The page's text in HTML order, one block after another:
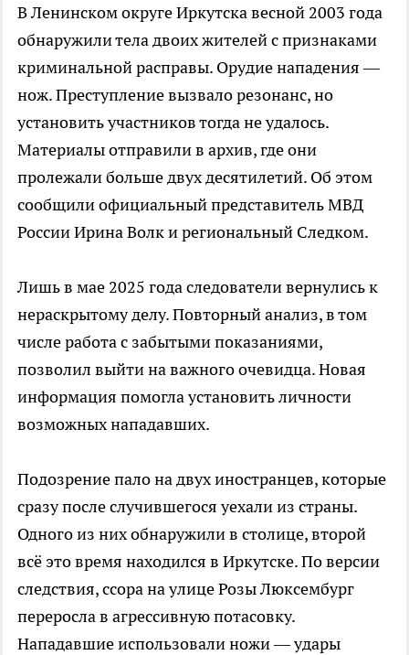
В Ленинском округе Иркутска весной 2003 года
обнаружили тела двоих жителей с признаками
криминальной расправы. Орудие нападения —
нож. Преступление вызвало резонанс, но
установить участников тогда не удалось.
Материалы отправили в архив, где они
пролежали больше двух десятилетий. Об этом
сообщили официальный представитель МВД
России Ирина Волк и региональный Следком.
Лишь в мае 2025 года следователи вернулись к
нераскрытому делу. Повторный анализ, в том
числе работа с забытыми показаниями,
позволил выйти на важного очевидца. Новая
информация помогла установить личности
возможных нападавших.
Подозрение пало на двух иностранцев, которые
сразу после случившегося уехали из страны.
Одного из них обнаружили в столице, второй
всё это время находился в Иркутске. По версии
следствия, ссора на улице Розы Люксембург
переросла в агрессивную потасовку.
Нападавшие использовали ножи — удары